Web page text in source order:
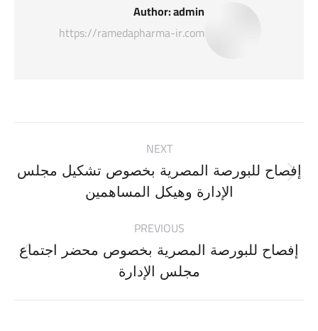
Author:admin
https://ramedapharma-ir.com
navigation
PREVIOUS
Previous
post:
إفصاح للبورصة المصرية بخصوص محضر اجتماع
مجلس الإدارة
NEXT
Next
post:
إفصاح للبورصة المصرية بخصوص تشكيل مجلس
الإدارة وهيكل المساهمين